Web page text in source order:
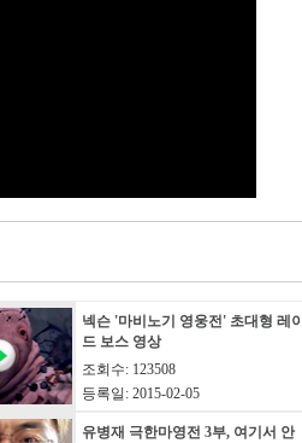
넥슨 '마비노기 영웅전' 초대형 레이
드 보스 영상
조회수: 123508
등록일: 2015-02-05
유병재 극한마영전 3부, 여기서 안